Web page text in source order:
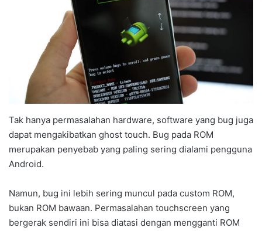
Tak hanya permasalahan hardware, software yang bug juga
dapat mengakibatkan ghost touch. Bug pada ROM
merupakan penyebab yang paling sering dialami pengguna
Android.
Namun, bug ini lebih sering muncul pada custom ROM,
bukan ROM bawaan. Permasalahan touchscreen yang
bergerak sendiri ini bisa diatasi dengan mengganti ROM